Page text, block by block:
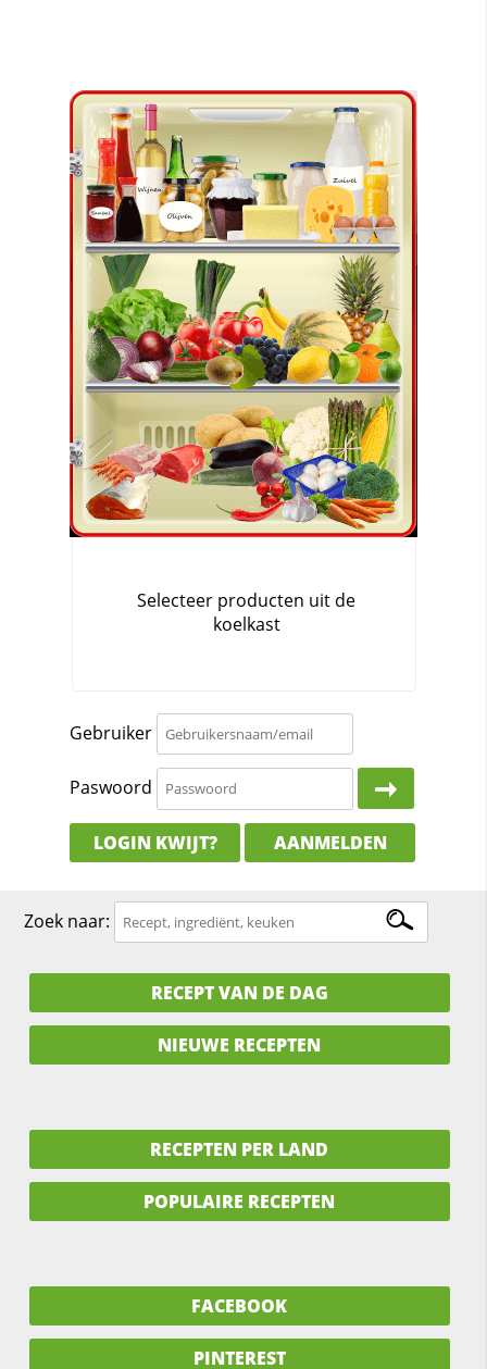
Gebruiker
Paswoord
LOGIN KWIJT? AANMELDEN
Zoek naar:
RECEPT VAN DE DAG
NIEUWE RECEPTEN
RECEPTEN PER LAND
POPULAIRE RECEPTEN
FACEBOOK
PINTEREST